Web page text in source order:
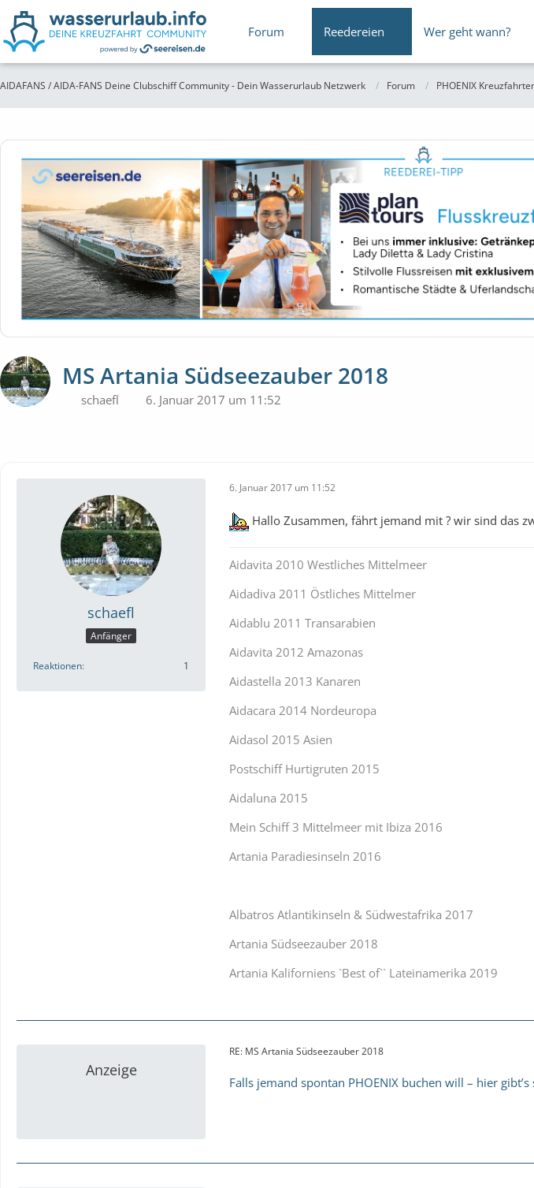
Forum Reedereien Wer geht wann?
AIDAFANS / AIDA-FANS Deine Clubschiff Community - Dein Wasserurlaub Netzwerk Forum PHOENIX
MS Artania Südseezauber 2018
schaefl 6. Januar 2017 um 11:52
schaefl
Anfänger
Reaktionen 1
6. Januar 2017 um 11:52
Hallo Zusammen, fährt jemand mit ? wir sind das
Aidavita 2010 Westliches Mittelmeer
Aidadiva 2011 Östliches Mittelmer
Aidablu 2011 Transarabien
Aidavita 2012 Amazonas
Aidastella 2013 Kanaren
Aidacara 2014 Nordeuropa
Aidasol 2015 Asien
Postschiff Hurtigruten 2015
Aidaluna 2015
Mein Schiff 3 Mittelmeer mit Ibiza 2016
Artania Paradiesinseln 2016
Albatros Atlantikinseln & Südwestafrika 2017
Artania Südseezauber 2018
Artania Kaliforniens `Best of`` Lateinamerika 2019
Anzeige
RE: MS Artania Südseezauber 2018
Falls jemand spontan PHOENIX buchen will – hier